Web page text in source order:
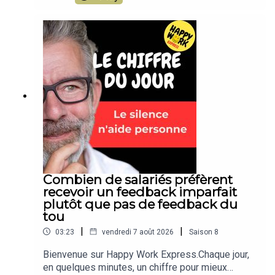
concret, applicable dès aujourd’hui. Un format
Berry.NOUVEAU : retrouvez moi sur WhatsApp sur
la chaîne Happy Work... pas de spam, c'est gratuit
et il n'y a que du feelgood !!! :
https://whatsapp.com/channel/0029VbBSSbM6B
IEm0yskHH2gEt pour retrouver tous mes
contenus, tests, articles, vidéos :
www.gchatelain.com
Combien de salariés préfèrent
recevoir un feedback imparfait
plutôt que pas de feedback du
tou
03:23 | vendredi 7 août 2026 | Saison 8
Bienvenue sur Happy Work Express.Chaque jour,
en quelques minutes, un chiffre pour mieux